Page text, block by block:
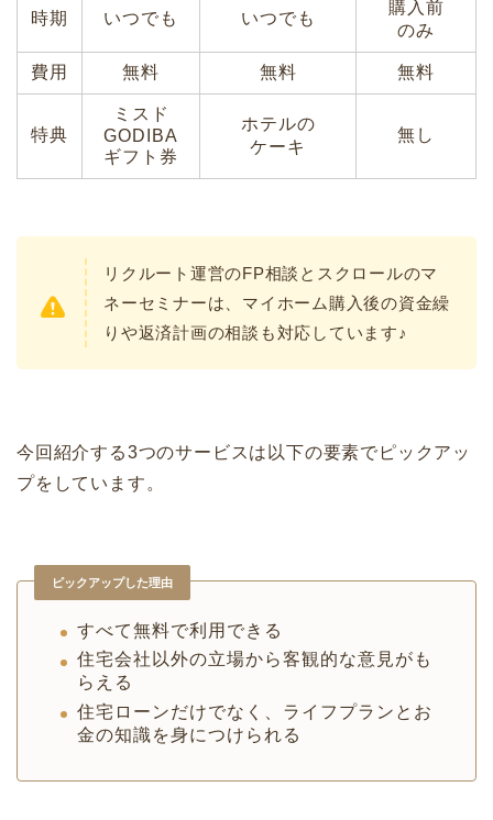
時期 いつでも いつでも
購入前
のみ
費用 無料 無料 無料
特典
ミスド
GODIBA
ギフト券
ホテルの
ケーキ
無し
リクルート運営のFP相談とスクロールのマ
ネーセミナーは、マイホーム購入後の資金繰
りや返済計画の相談も対応しています♪
今回紹介する3つのサービスは以下の要素でピックアッ
プをしています。
ピックアップした理由
すべて無料で利用できる
住宅会社以外の立場から客観的な意見がも
らえる
住宅ローンだけでなく、ライフプランとお
金の知識を身につけられる